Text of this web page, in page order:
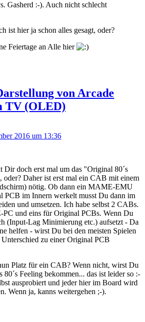
Gasherd :-). Auch nicht schlecht
ist hier ja schon alles gesagt, oder?
Feiertage an Alle hier
von Arcade
TV (OLED)
2016 um 13:36
Dir doch erst mal um das "Original 80´s
oder? Daher ist erst mal ein CAB mit einem
nötig. Ob dann ein MAME-EMU
PCB im Innern werkelt musst Du dann im
und umsetzen. Ich habe selbst 2 CABs.
und eins für Original PCBs. Wenn Du
(Input-Lag Minimierung etc.) aufsetzt - Da
helfen - wirst Du bei den meisten Spielen
zu einer Original PCB
Platz für ein CAB? Wenn nicht, wirst Du
80´s Feeling bekommen... das ist leider so :-
ausprobiert und jeder hier im Board wird
Wenn ja, kanns weitergehen ;-).